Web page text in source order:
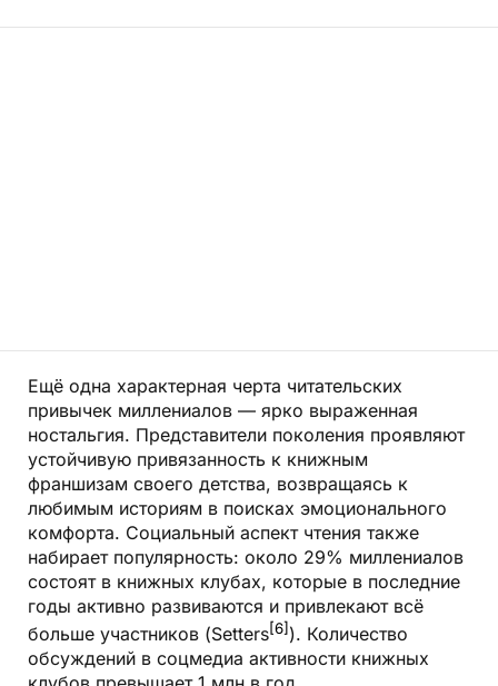
Ещё одна характерная черта читательских
привычек миллениалов — ярко выраженная
ностальгия. Представители поколения проявляют
устойчивую привязанность к книжным
франшизам своего детства, возвращаясь к
любимым историям в поисках эмоционального
комфорта. Социальный аспект чтения также
набирает популярность: около 29% миллениалов
состоят в книжных клубах, которые в последние
годы активно развиваются и привлекают всё
больше участников (Setters[6]). Количество
обсуждений в соцмедиа активности книжных